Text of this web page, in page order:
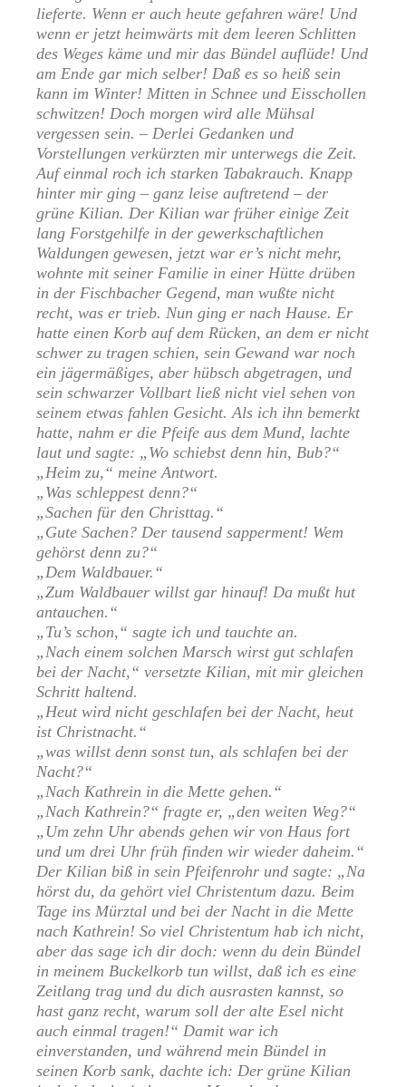
lieferte. Wenn er auch heute gefahren wäre! Und
wenn er jetzt heimwärts mit dem leeren Schlitten
des Weges käme und mir das Bündel auflüde! Und
am Ende gar mich selber! Daß es so heiß sein
kann im Winter! Mitten in Schnee und Eisschollen
schwitzen! Doch morgen wird alle Mühsal
vergessen sein. – Derlei Gedanken und
Vorstellungen verkürzten mir unterwegs die Zeit.
Auf einmal roch ich starken Tabakrauch. Knapp
hinter mir ging – ganz leise auftretend – der
grüne Kilian. Der Kilian war früher einige Zeit
lang Forstgehilfe in der gewerkschaftlichen
Waldungen gewesen, jetzt war er’s nicht mehr,
wohnte mit seiner Familie in einer Hütte drüben
in der Fischbacher Gegend, man wußte nicht
recht, was er trieb. Nun ging er nach Hause. Er
hatte einen Korb auf dem Rücken, an dem er nicht
schwer zu tragen schien, sein Gewand war noch
ein jägermäßiges, aber hübsch abgetragen, und
sein schwarzer Vollbart ließ nicht viel sehen von
seinem etwas fahlen Gesicht. Als ich ihn bemerkt
hatte, nahm er die Pfeife aus dem Mund, lachte
laut und sagte: „Wo schiebst denn hin, Bub?“
„Heim zu,“ meine Antwort.
„Was schleppest denn?“
„Sachen für den Christtag.“
„Gute Sachen? Der tausend sapperment! Wem
gehörst denn zu?“
„Dem Waldbauer.“
„Zum Waldbauer willst gar hinauf! Da mußt hut
antauchen.“
„Tu’s schon,“ sagte ich und tauchte an.
„Nach einem solchen Marsch wirst gut schlafen
bei der Nacht,“ versetzte Kilian, mit mir gleichen
Schritt haltend.
„Heut wird nicht geschlafen bei der Nacht, heut
ist Christnacht.“
„was willst denn sonst tun, als schlafen bei der
Nacht?“
„Nach Kathrein in die Mette gehen.“
„Nach Kathrein?“ fragte er, „den weiten Weg?“
„Um zehn Uhr abends gehen wir von Haus fort
und um drei Uhr früh finden wir wieder daheim.“
Der Kilian biß in sein Pfeifenrohr und sagte: „Na
hörst du, da gehört viel Christentum dazu. Beim
Tage ins Mürztal und bei der Nacht in die Mette
nach Kathrein! So viel Christentum hab ich nicht,
aber das sage ich dir doch: wenn du dein Bündel
in meinem Buckelkorb tun willst, daß ich es eine
Zeitlang trag und du dich ausrasten kannst, so
hast ganz recht, warum soll der alte Esel nicht
auch einmal tragen!“ Damit war ich
einverstanden, und während mein Bündel in
seinen Korb sank, dachte ich: Der grüne Kilian